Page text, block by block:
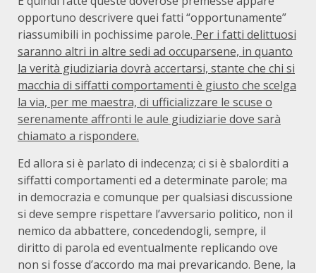
opportuno descrivere quei fatti “opportunamente”
riassumibili in pochissime parole. Per i fatti delittuosi
saranno altri in altre sedi ad occuparsene, in quanto
la verità giudiziaria dovrà accertarsi, stante che chi si
macchia di siffatti comportamenti è giusto che scelga
la via, per me maestra, di ufficializzare le scuse o
serenamente affronti le aule giudiziarie dove sarà
chiamato a rispondere.
Ed allora si è parlato di indecenza; ci si è sbalorditi a
siffatti comportamenti ed a determinate parole; ma
in democrazia e comunque per qualsiasi discussione
si deve sempre rispettare l’avversario politico, non il
nemico da abbattere, concedendogli, sempre, il
diritto di parola ed eventualmente replicando ove
non si fosse d’accordo ma mai prevaricando. Bene, la